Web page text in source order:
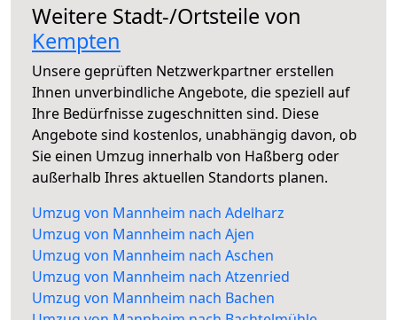
Weitere Stadt-/Ortsteile von
Kempten
Unsere geprüften Netzwerkpartner erstellen
Ihnen unverbindliche Angebote, die speziell auf
Ihre Bedürfnisse zugeschnitten sind. Diese
Angebote sind kostenlos, unabhängig davon, ob
Sie einen Umzug innerhalb von Haßberg oder
außerhalb Ihres aktuellen Standorts planen.
Umzug von Mannheim nach Adelharz
Umzug von Mannheim nach Ajen
Umzug von Mannheim nach Aschen
Umzug von Mannheim nach Atzenried
Umzug von Mannheim nach Bachen